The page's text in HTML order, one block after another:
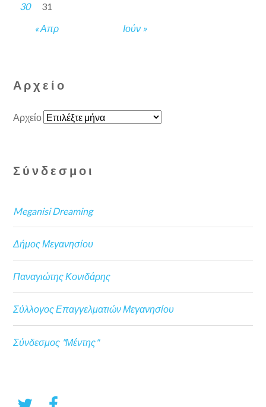
« Απρ Ιούν »
30
31
Αρχείο
Αρχείο
Σύνδεσμοι
Meganisi Dreaming
Δήμος Μεγανησίου
Παναγιώτης Κονιδάρης
Σύλλογος Επαγγελματιών Μεγανησίου
Σύνδεσμος "Μέντης"